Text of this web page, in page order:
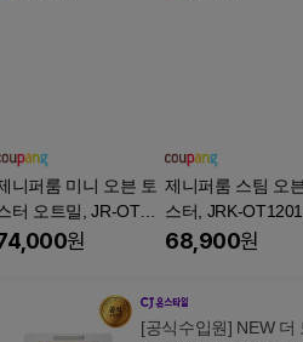
니퍼룸 미니 오븐 토
터 오트밀, JR-OT12
원
제니퍼룸 스팀 오
스터, JRK-
M
68,900원
[공식수입원] NEW 더